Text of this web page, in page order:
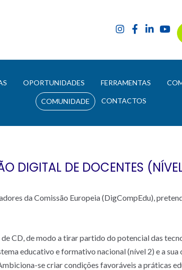
OPORTUNIDADES FERRAMENTAS
COMUNIDADE CONTACTOS
DIGITAL DE DOCENTES
da Comissão Europeia (DigCompEdu),
CD, de modo a tirar partido do potencial das
educativo e formativo nacional (nível 2) e a
se criar condições favoráveis a práticas